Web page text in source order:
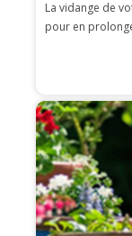
La vidange de
pour en